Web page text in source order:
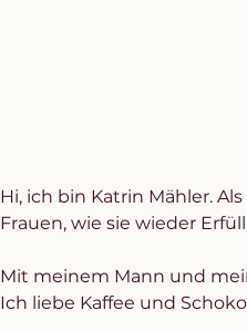
Hi, ich bin Katrin Mähler.
Frauen, wie sie wieder
Mit meinem Mann und
Ich liebe Kaffee und